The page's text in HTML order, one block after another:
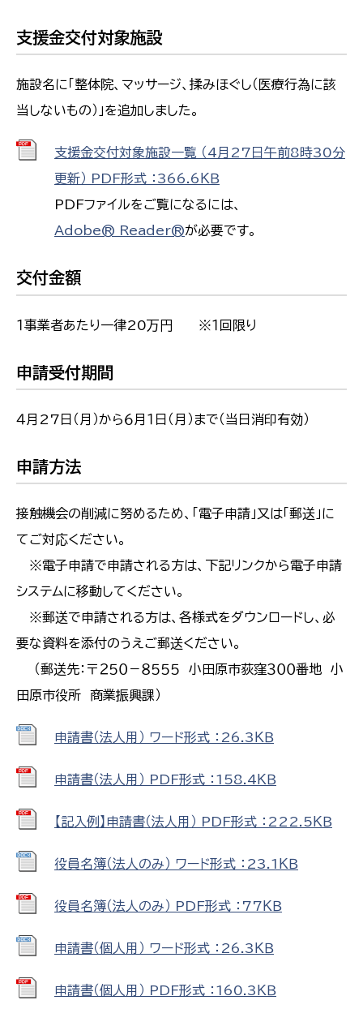
支援金交付対象施設
施設名に「整体院、マッサージ、揉みほぐし（医療行為に該
当しないもの）」を追加しました。
支援金交付対象施設一覧 （4月27日午前8時30分
更新） PDF形式 ：366.6ＫＢ
PDFファイルをご覧になるには、
Adobe® Reader®が必要です。
交付金額
１事業者あたり一律20万円 ※１回限り
申請受付期間
４月27日（月）から６月１日（月）まで（当日消印有効）
申請方法
接触機会の削減に努めるため、「電子申請」又は「郵送」に
てご対応ください。
※電子申請で申請される方は、下記リンクから電子申請
システムに移動してください。
※郵送で申請される方は、各様式をダウンロードし、必
要な資料を添付のうえご郵送ください。
（郵送先：〒２５０－８５５５ 小田原市荻窪３００番地 小
田原市役所 商業振興課）
申請書（法人用） ワード形式 ：26.3ＫＢ
申請書（法人用） PDF形式 ：158.4ＫＢ
【記入例】申請書（法人用） PDF形式 ：222.5ＫＢ
役員名簿（法人のみ） ワード形式 ：23.1ＫＢ
役員名簿（法人のみ） PDF形式 ：77ＫＢ
申請書（個人用） ワード形式 ：26.3ＫＢ
申請書（個人用） PDF形式 ：160.3ＫＢ